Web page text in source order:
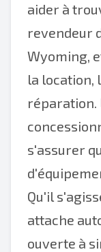
aider à
revendeur
Wyoming,
la location,
réparation.
s'assurer
Qu'il
attache
ouverte à